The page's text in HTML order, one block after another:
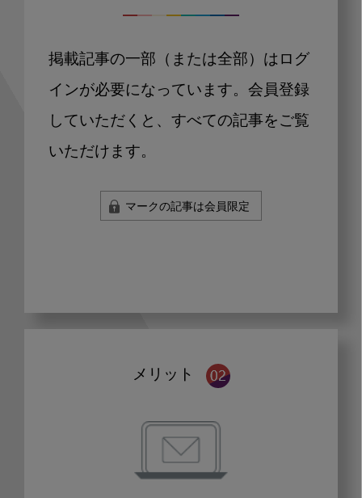
掲載記事の一部（または全部）はログ
インが必要になっています。会員登録
していただくと、すべての記事をご覧
いただけます。
マークの記事は会員限定
メリット